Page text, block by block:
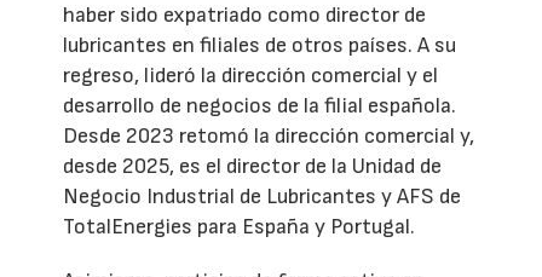
haber sido expatriado como director de
lubricantes en filiales de otros países. A su
regreso, lideró la dirección comercial y el
desarrollo de negocios de la filial española.
Desde 2023 retomó la dirección comercial y,
desde 2025, es el director de la Unidad de
Negocio Industrial de Lubricantes y AFS de
TotalEnergies para España y Portugal.